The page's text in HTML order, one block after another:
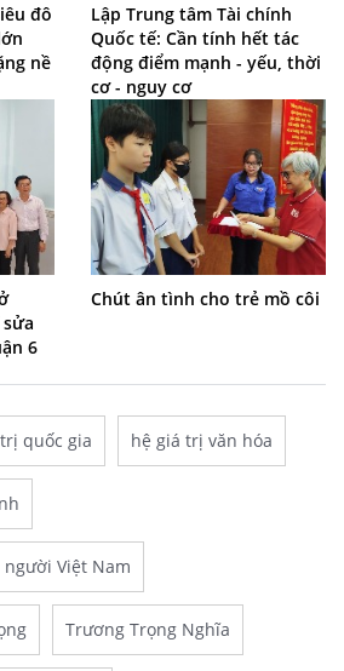
đô
nề
Lập Trung tâm Tài chính
Quốc tế: Cần tính hết tác
động điểm mạnh - yếu, thời
cơ - nguy cơ
6
Chút ân tình cho trẻ mồ côi
quốc gia hệ giá trị văn hóa
Việt Nam
Trương Trọng Nghĩa